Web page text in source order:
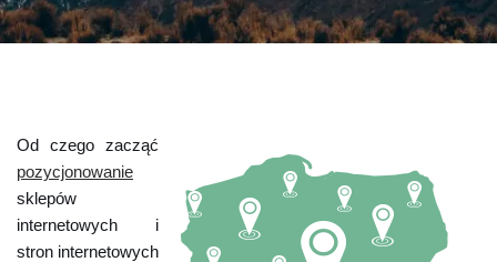
Od czego zacząć
pozycjonowanie
sklepów
internetowych i
stron internetowych